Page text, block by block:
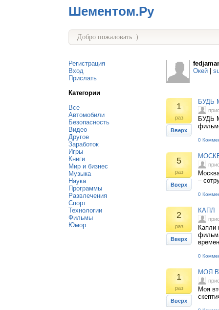
Шементом.Ру
Добро пожаловать :)
Регистрация
Вход
Прислать
Категории
Все
Автомобили
Безопасность
Видео
Другое
Заработок
Игры
Книги
Мир и бизнес
Музыка
Наука
Программы
Развлечения
Спорт
Технологии
Фильмы
Юмор
Окей
1
раз
Вверх
БУДЬ
БУДЬ
0
5
раз
Вверх
–
0
2
раз
Вверх
КАПЛ
Капли
0
1
раз
Вверх
МОЯ
Моя